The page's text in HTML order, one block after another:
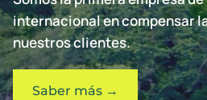
internacional en compensar
nuestros clientes.
Saber más →